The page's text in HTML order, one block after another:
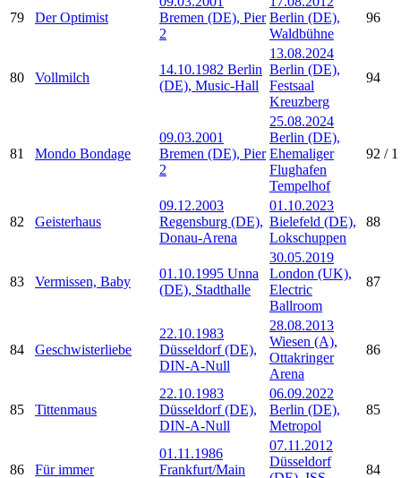
79 Der Optimist
Bremen (DE), Pier
2
Berlin (DE),
Waldbühne
96
80 Vollmilch
14.10.1982 Berlin
(DE), Music-Hall
13.08.2024
Berlin (DE),
Festsaal
Kreuzberg
94
81 Mondo Bondage
09.03.2001
Bremen (DE), Pier
2
25.08.2024
Berlin (DE),
Ehemaliger
Flughafen
Tempelhof
92 / 1
82 Geisterhaus
09.12.2003
Regensburg (DE),
Donau-Arena
01.10.2023
Bielefeld (DE),
Lokschuppen
88
83 Vermissen, Baby
01.10.1995 Unna
(DE), Stadthalle
30.05.2019
London (UK),
Electric
Ballroom
87
84 Geschwisterliebe
22.10.1983
Düsseldorf (DE),
DIN-A-Null
28.08.2013
Wiesen (A),
Ottakringer
Arena
86
85 Tittenmaus
22.10.1983
Düsseldorf (DE),
DIN-A-Null
06.09.2022
Berlin (DE),
Metropol
85
86 Für immer
01.11.1986
Frankfurt/Main
07.11.2012
Düsseldorf
84